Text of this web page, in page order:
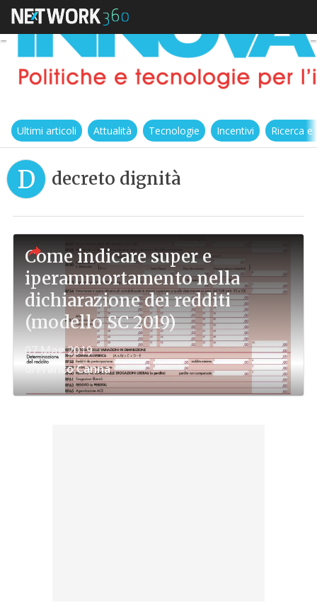
Ultimi articoli Attualità Tecnologie Incentivi Ricerca
D decreto dignità
Come indicare super e
iperammortamento nella
dichiarazione dei redditi
(modello SC 2019)
07 Mag 2019
diFranco Canna